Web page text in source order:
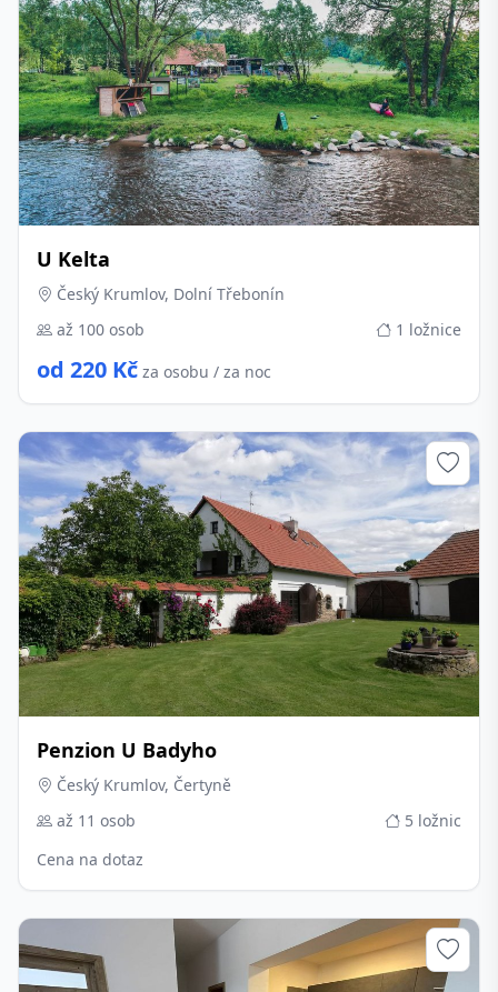
U Kelta
Český Krumlov, Dolní Třebonín
až 100 osob
1 ložnice
od 220 Kč za osobu / za noc
Penzion U Badyho
Český Krumlov, Čertyně
až 11 osob
5 ložnic
Cena na dotaz